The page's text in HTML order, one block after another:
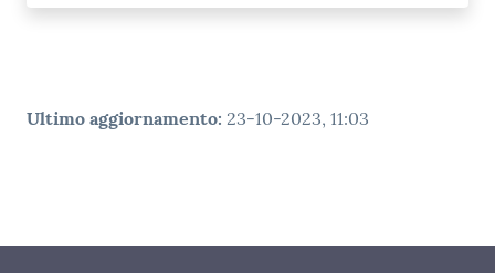
Ultimo aggiornamento: 23-10-2023, 11:03